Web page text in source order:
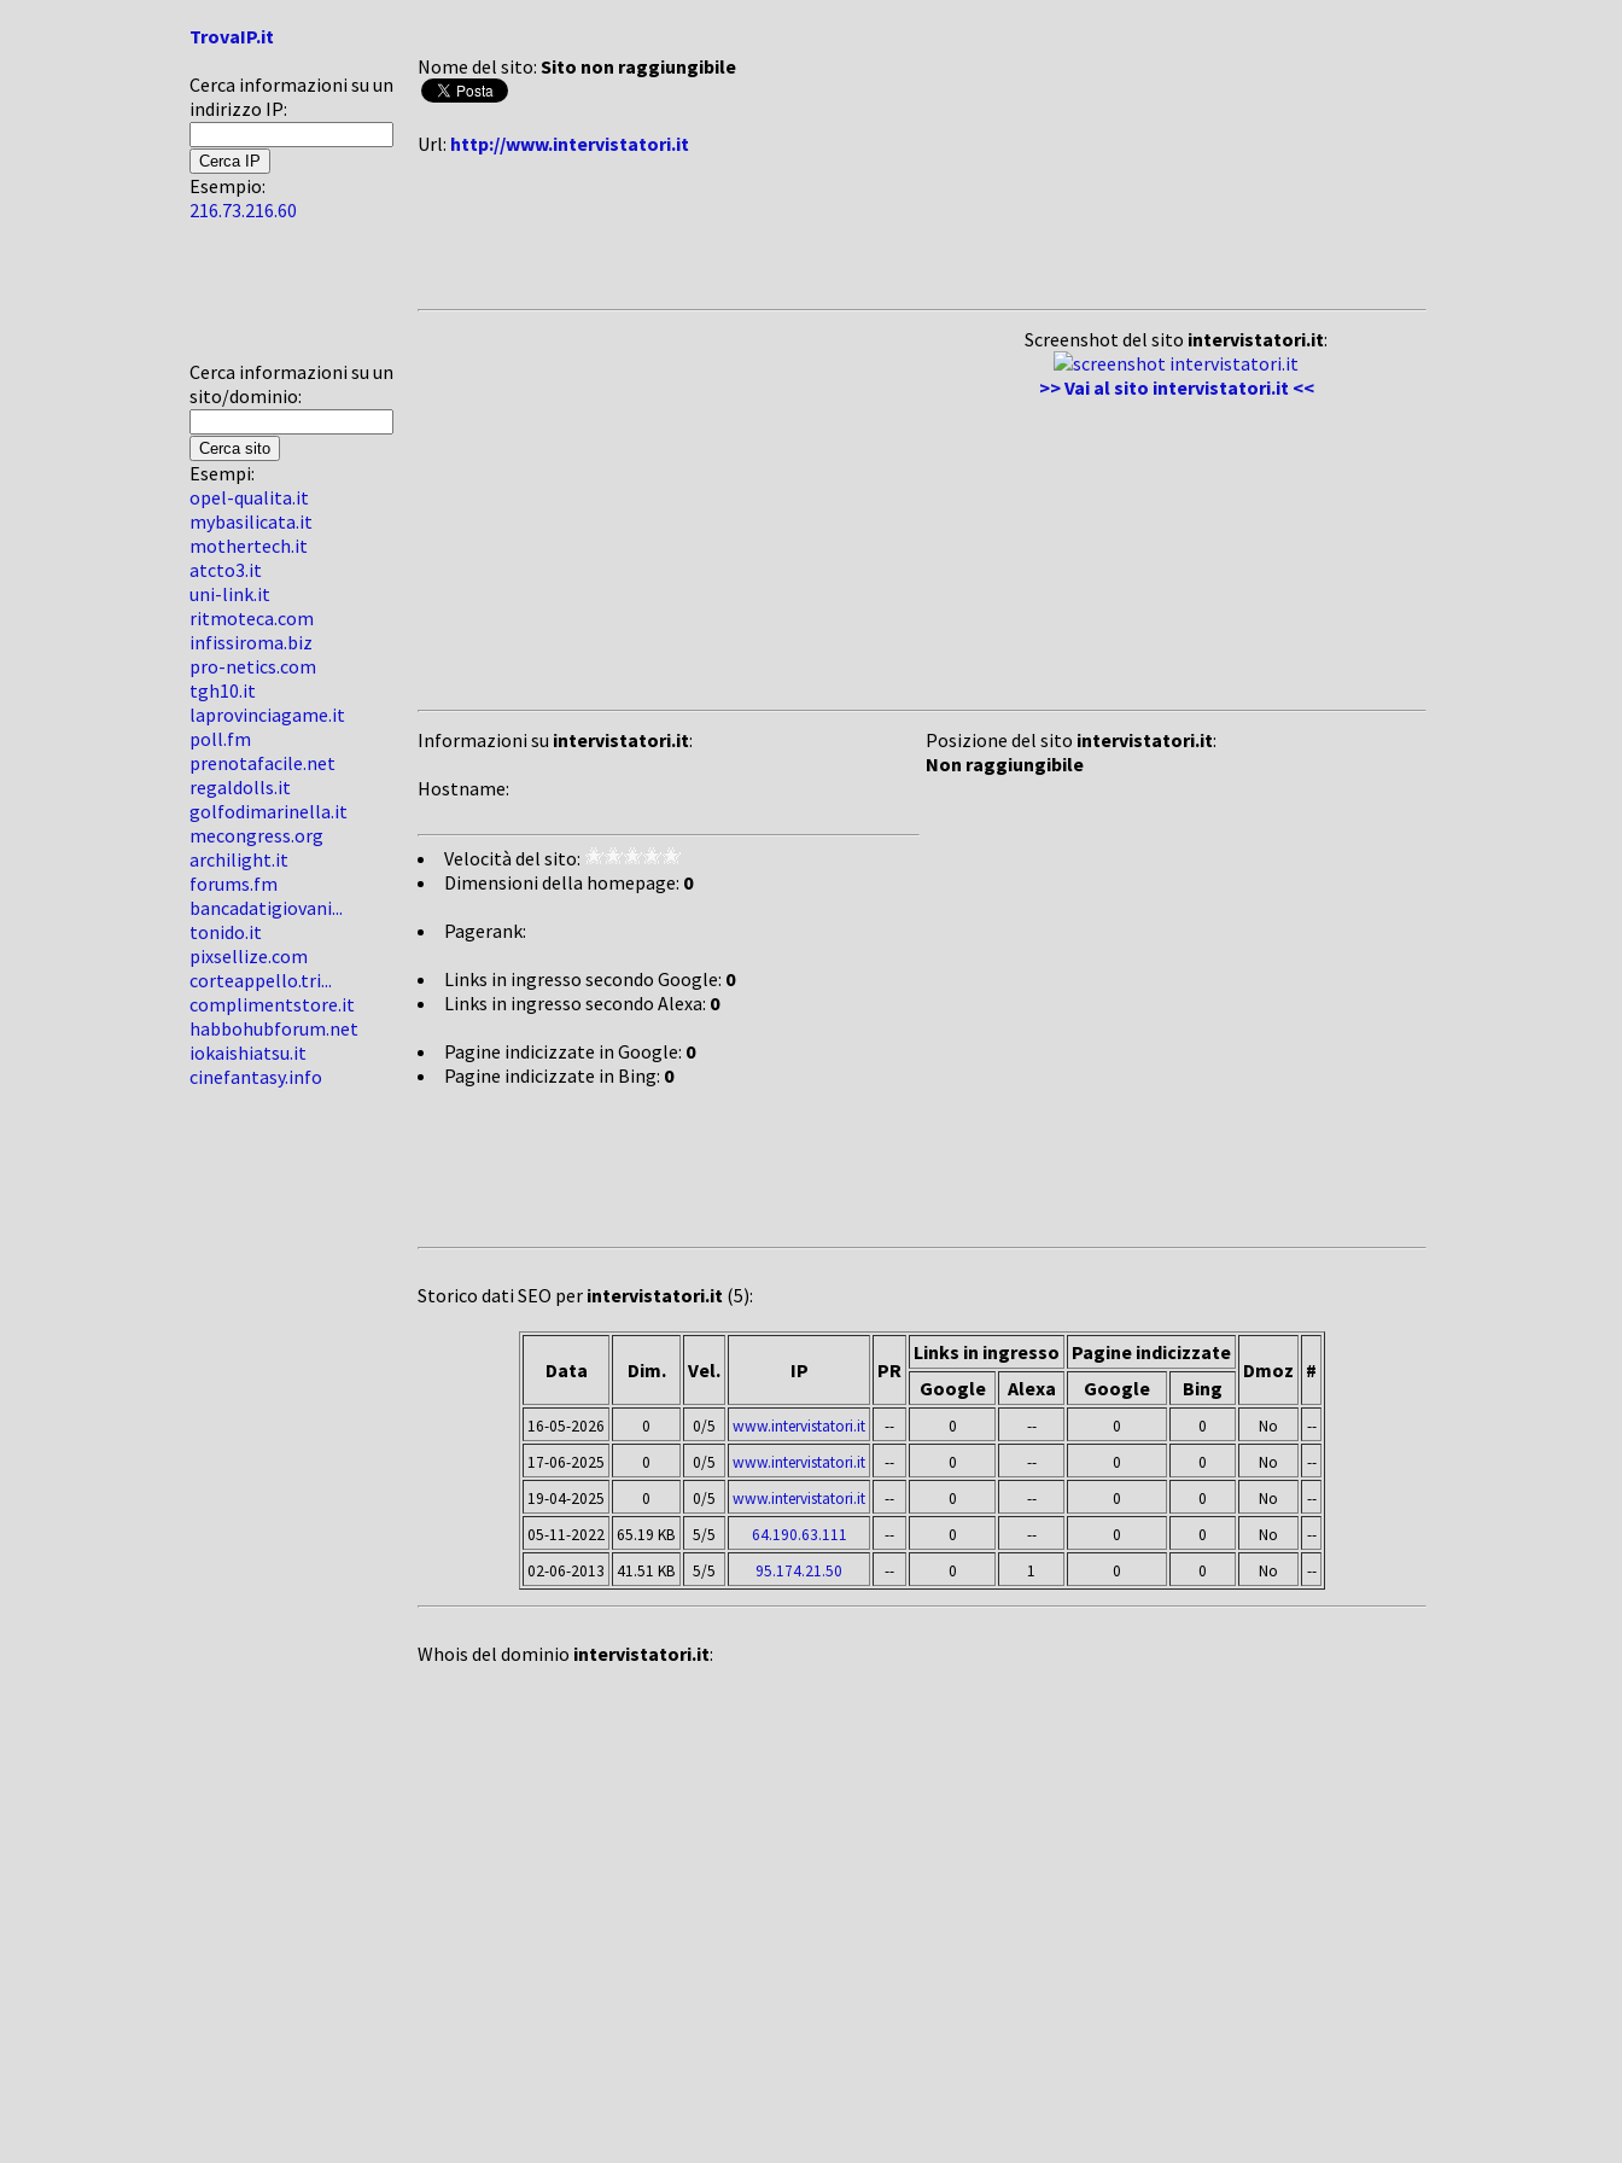
TrovaIP.it
Cerca informazioni su un
indirizzo IP:
Esempio:
216.73.216.60
Cerca informazioni su un
sito/dominio:
Esempi:
opel-qualita.it
mybasilicata.it
mothertech.it
atcto3.it
uni-link.it
ritmoteca.com
infissiroma.biz
pro-netics.com
tgh10.it
laprovinciagame.it
poll.fm
prenotafacile.net
regaldolls.it
golfodimarinella.it
mecongress.org
archilight.it
forums.fm
bancadatigiovani...
tonido.it
pixsellize.com
corteappello.tri...
complimentstore.it
habbohubforum.net
iokaishiatsu.it
cinefantasy.info
Nome del sito: Sito non raggiungibile
Url: http://www.intervistatori.it
Screenshot del sito intervistatori.it:
>> Vai al sito intervistatori.it <<
Informazioni su intervistatori.it:
Hostname:
Velocità del sito:
Dimensioni della homepage: 0
Pagerank:
Links in ingresso secondo Google: 0
Links in ingresso secondo Alexa: 0
Pagine indicizzate in Google: 0
Pagine indicizzate in Bing: 0
Posizione del sito intervistatori.it:
Non raggiungibile
Storico dati SEO per intervistatori.it (5):
Data Dim. Vel. IP PR
Links in ingresso Pagine indicizzate
Dmoz #
Google Alexa Google Bing
16-05-2026 0 0/5 www.intervistatori.it -- 0 -- 0 0 No
--
17-06-2025
0 0/5 www.intervistatori.it -- 0 -- 0 0 No
--
19-04-2025
0 0/5 www.intervistatori.it -- 0 -- 0 0 No
--
05-11-2022 65.19 KB 5/5 64.190.63.111 -- 0 -- 0 0 No
--
02-06-2013
41.51 KB 5/5 95.174.21.50 -- 0 1 0 0 No --
Whois del dominio intervistatori.it: